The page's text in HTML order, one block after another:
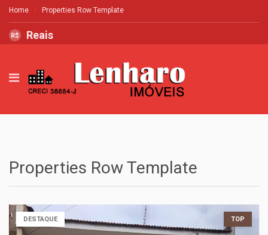
Home Properties Row Template
R$ Reais
Properties Row Template
DESTAQUE TOP